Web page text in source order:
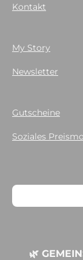
Kontakt
My Story
Newsletter
Gutscheine
Soziales
🌿